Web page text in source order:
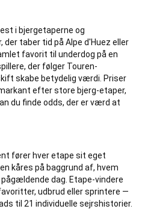
i bjergetaperne og
taber tid på Alpe d'Huez eller
favorit til underdog på en
der følger Touren-
skabe betydelig værdi. Priser
efter store bjerg-etaper,
du finde odds, der er værd at
fører hver etape sit eget
kåres på baggrund af, hvem
dag. Etape-vindere
udbrud eller sprintere —
til 21 individuelle sejrshistorier.